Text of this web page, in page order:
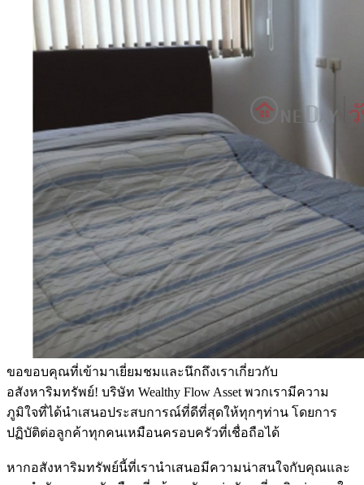
ขอขอบคุณที่เข้ามาเยี่ยมชมและนึกถึงเราเกี่ยวกับ
อสังหาริมทรัพย์! บริษัท Wealthy Flow Asset พวกเรามีความ
ภูมิใจที่ได้นำเสนอประสบการณ์ที่ดีที่สุดให้ทุกๆท่าน โดยการ
ปฏิบัติต่อลูกค้าทุกคนเหมือนครอบครัวที่เชื่อถือได้
หากอสังหาริมทรัพย์นี้ที่เรานำเสนอมีความน่าสนใจกับคุณและ